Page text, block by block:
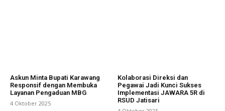
Askun Minta Bupati Karawang
Responsif dengan Membuka
Layanan Pengaduan MBG
4 Oktober 2025
Kolaborasi Direksi dan
Pegawai Jadi Kunci Sukses
Implementasi JAWARA 5R di
RSUD Jatisari